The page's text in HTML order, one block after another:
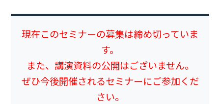
現在このセミナーの募集は締め切っていま
す。
また、講演資料の公開はございません。
ぜひ今後開催されるセミナーにご参加くだ
さい。